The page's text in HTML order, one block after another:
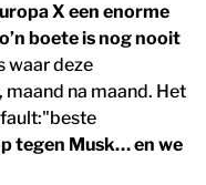
X een enorme
boete is nog nooit
waar deze
na maand. Het
tegen Musk… en we